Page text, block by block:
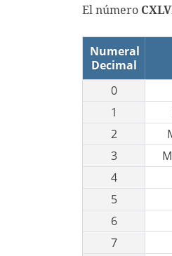
El número
Numeral
Decimal
0
1
2
3
4
5
6
7